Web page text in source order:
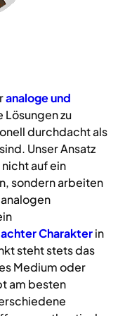
analogeund
Lösungen zu
durchdacht als
Unser Ansatz
nicht auf ein
sondern arbeiten
Charakterin
steht stets das
Medium oder
am besten